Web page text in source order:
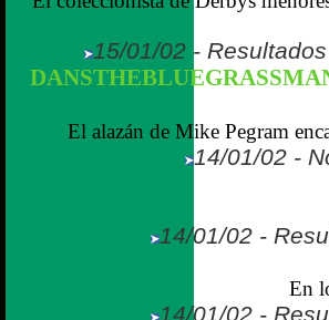
15/01/02 -
El alazán de Mike Pegram
14/01/02 -
14/01/02 -
En
14/01/02 -